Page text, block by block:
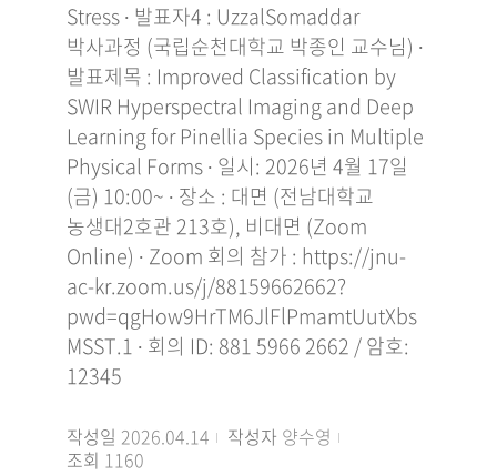
Stress ∙ 발표자4 : UzzalSomaddar
박사과정 (국립순천대학교 박종인 교수님) ∙
발표제목 : Improved Classification by
SWIR Hyperspectral Imaging and Deep
Learning for Pinellia Species in Multiple
Physical Forms ∙ 일시: 2026년 4월 17일
(금) 10:00~ ∙ 장소 : 대면 (전남대학교
농생대2호관 213호), 비대면 (Zoom
Online) ∙ Zoom 회의 참가 : https://jnu-
ac-kr.zoom.us/j/88159662662?
pwd=qgHow9HrTM6JlFlPmamtUutXbs
MSST.1 ∙ 회의 ID: 881 5966 2662 / 암호:
12345
작성일 2026.04.14 작성자 양수영
조회 1160